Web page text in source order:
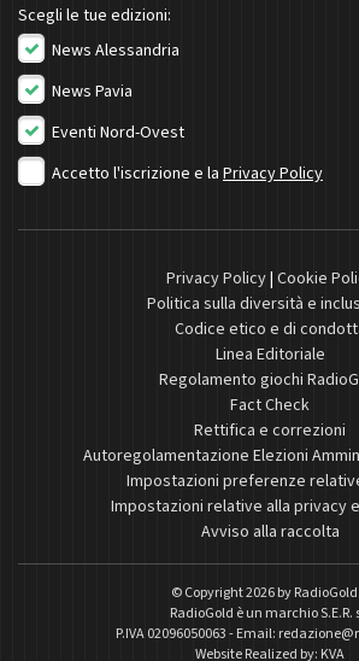
Scegli le tue edizioni:
News Alessandria
News Pavia
Eventi Nord-Ovest
Accetto l'iscrizione e la Privacy Policy
Privacy Policy| Cookie
Politica sulla diversità e
Codice etico e di
Linea Editoriale
Regolamento giochi
Fact Check
Rettifica e correzioni
Autoregolamentazione Elezioni
Impostazioni preferenze
Impostazioni relative alla privacy
Avviso alla raccolta
© Copyright 2026 by
RadioGold è un marchio S.E.R.
P.IVA 02096050063 - Email:
Website Realized by: KVA